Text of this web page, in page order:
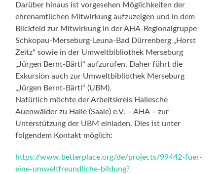
Darüber hinaus ist vorgesehen Möglichkeiten der
ehrenamtlichen Mitwirkung aufzuzeigen und in dem
Blickfeld zur Mitwirkung in der AHA-Regionalgruppe
Schkopau-Merseburg-Leuna-Bad Dürrenberg „Horst
Zeitz“ sowie in der Umweltbibliothek Merseburg
„Jürgen Bernt-Bärtl“ aufzurufen. Daher führt die
Exkursion auch zur Umweltbibliothek Merseburg
„Jürgen Bernt-Bärtl“ (UBM).
Natürlich möchte der Arbeitskreis Hallesche
Auenwälder zu Halle (Saale) e.V. – AHA – zur
Unterstützung der UBM einladen. Dies ist unter
folgendem Kontakt möglich:
https://www.betterplace.org/de/projects/99442-fuer-
eine-umweltfreundliche-bildung?